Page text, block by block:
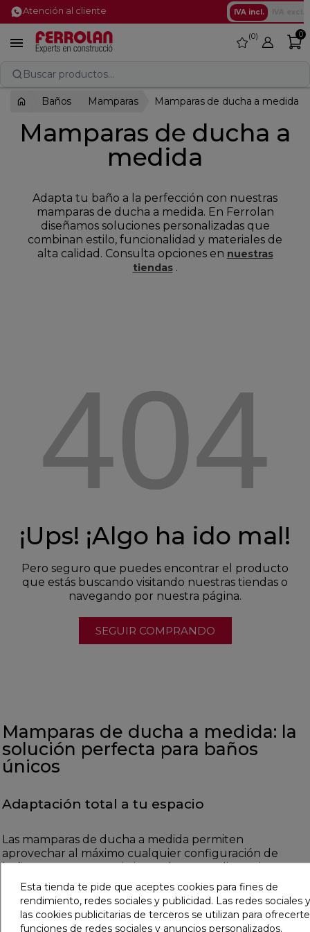
Atención al cliente IVA incl.
 favorite
0 0
Buscar productos...
Baños Mamparas Mamparas de ducha a medida
Mamparas de ducha a
medida
Adapta tu baño a la perfección con nuestras
mamparas de ducha a medida. En Ferrolan
diseñamos soluciones personalizadas que
combinan estilo, funcionalidad y materiales de
alta calidad. Consulta opciones en nuestras
tiendas .
404
¡Ups! ¡Algo ha ido mal!
Pero seguro que puedes encontrar el producto
que estás buscando visitando nuestras tiendas o
navegando por nuestra página.
SEGUIR COMPRANDO
Mamparas de ducha a medida: la
solución perfecta para baños
únicos
Adaptación total a tu espacio
Las mamparas de ducha a medida permiten
aprovechar al máximo cualquier configuración de
baño. Ya sea un espacio irregular o con dimensiones
específicas, se adaptan con precisión para ofrecer
confort y funcionalidad.
Esta tienda te pide que aceptes cookies para fines de
rendimiento, redes sociales y publicidad. Las redes sociales y
las cookies publicitarias de terceros se utilizan para ofrecerte
funciones de redes sociales y anuncios personalizados.